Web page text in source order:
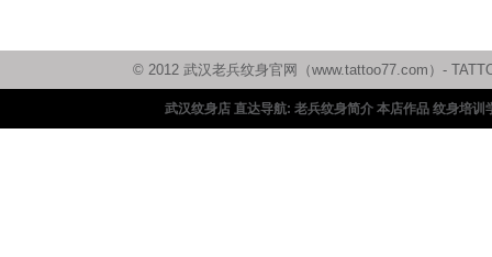
© 2012 武汉老兵纹身官网（www.tattoo77.com）-
武汉纹身店 直达导航: 老兵纹身简介 本店作品 纹身培训